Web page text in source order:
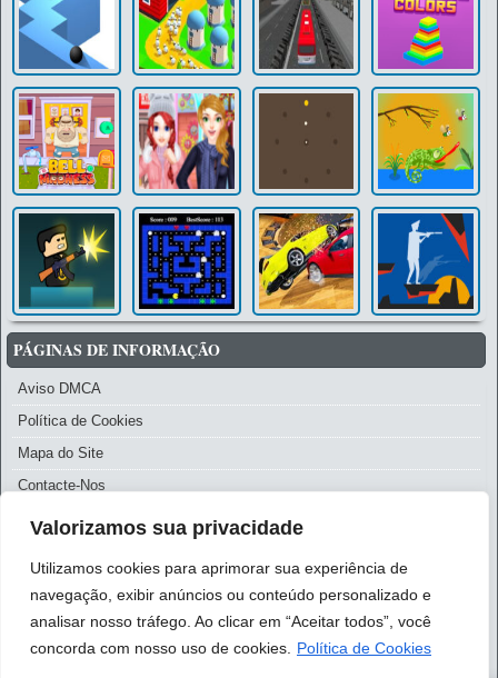
Valorizamos sua privacidade
Utilizamos cookies para aprimorar sua experiência de
navegação, exibir anúncios ou conteúdo personalizado e
analisar nosso tráfego. Ao clicar em “Aceitar todos”, você
concorda com nosso uso de cookies.
Política de Cookies
PÁGINAS DE INFORMAÇÃO
Aviso DMCA
Política de Cookies
Mapa do Site
Contacte-Nos
Política de Privacidade
Sobre Nós